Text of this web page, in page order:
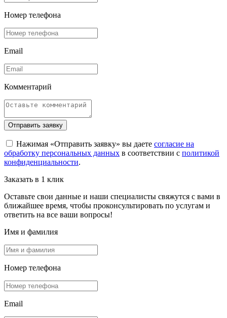
Номер телефона
Email
Комментарий
Отправить заявку
Нажимая «Отправить заявку» вы даете согласие на
обработку персональных данных в соответствии с политикой
конфиденциальности.
Заказать в 1 клик
Оставьте свои данные и наши специалисты свяжутся с вами в
ближайшее время, чтобы проконсультировать по услугам и
ответить на все ваши вопросы!
Имя и фамилия
Номер телефона
Email